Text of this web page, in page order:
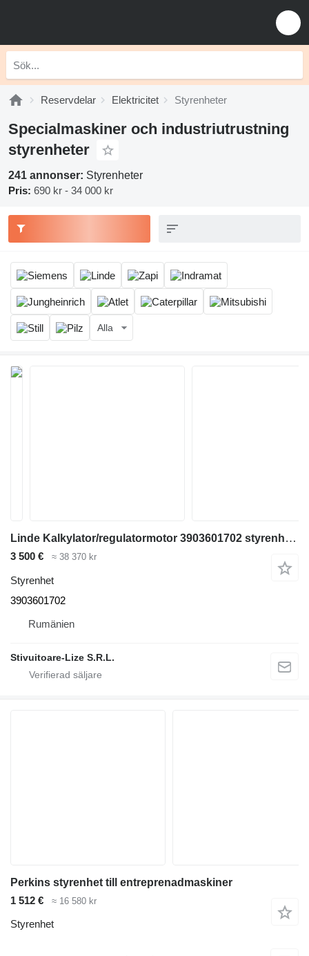
Reservdelar Elektricitet Styrenheter
Specialmaskiner och industriutrustning
styrenheter
241 annonser: Styrenheter
Pris: 690 kr - 34 000 kr
Alla
Linde Kalkylator/regulatormotor 3903601702 styrenhet till gaffeltruck
3 500 € ≈ 38 370 kr
Styrenhet
3903601702
Rumänien
Stivuitoare-Lize S.R.L.
Perkins styrenhet till entreprenadmaskiner
1 512 €
≈ 16 580 kr
Styrenhet